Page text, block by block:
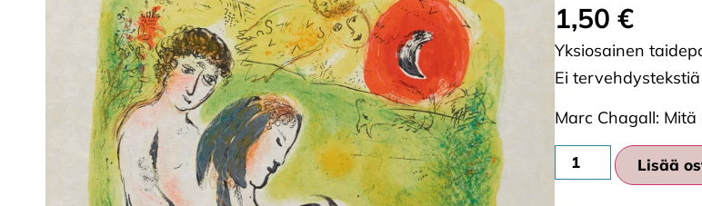
1,50 €
Yksiosainen
Ei tervehdystekstiä
Marc Chagall:
Lisää